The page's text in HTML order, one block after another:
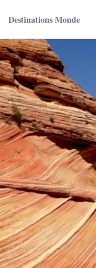
Destinations Monde